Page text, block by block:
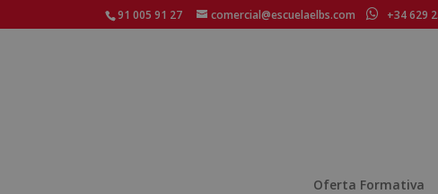
91 005 91 27 comercial@escuelaelbs.com +34 629
Oferta Formativa